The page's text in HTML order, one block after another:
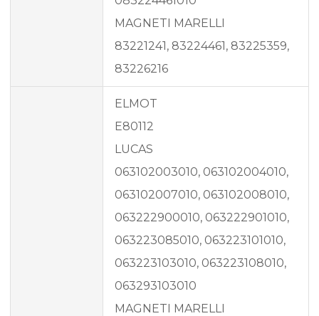
MAGNETI MARELLI
83221241, 83224461, 83225359,
83226216
ELMOT
E80112
LUCAS
063102003010, 063102004010,
063102007010, 063102008010,
063222900010, 063222901010,
063223085010, 063223101010,
063223103010, 063223108010,
063293103010
MAGNETI MARELLI